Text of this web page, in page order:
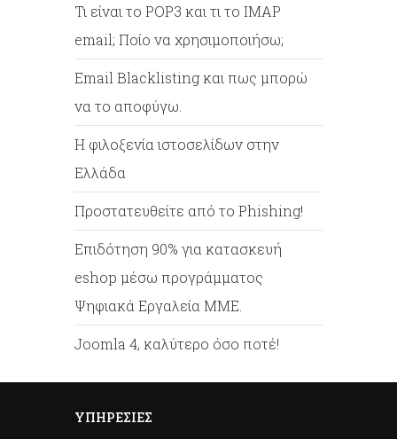
Τι είναι το POP3 και τι το IMAP
email; Ποίο να χρησιμοποιήσω;
Email Blacklisting και πως μπορώ
να το αποφύγω.
Η φιλοξενία ιστοσελίδων στην
Ελλάδα
Προστατευθείτε από το Phishing!
Επιδότηση 90% για κατασκευή
eshop μέσω προγράμματος
Ψηφιακά Εργαλεία ΜΜΕ.
Joomla 4, καλύτερο όσο ποτέ!
ΥΠΗΡΕΣΊΕΣ